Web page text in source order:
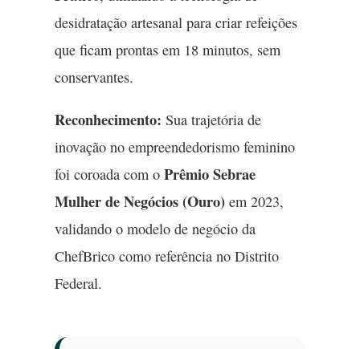
desidratação artesanal para criar refeições
que ficam prontas em 18 minutos, sem
conservantes.
Reconhecimento: Sua trajetória de
inovação no empreendedorismo feminino
foi coroada com o Prêmio Sebrae
Mulher de Negócios (Ouro) em 2023,
validando o modelo de negócio da
ChefBrico como referência no Distrito
Federal.